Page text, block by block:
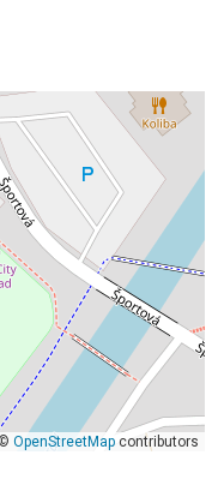
OpenStreetMapcontributors